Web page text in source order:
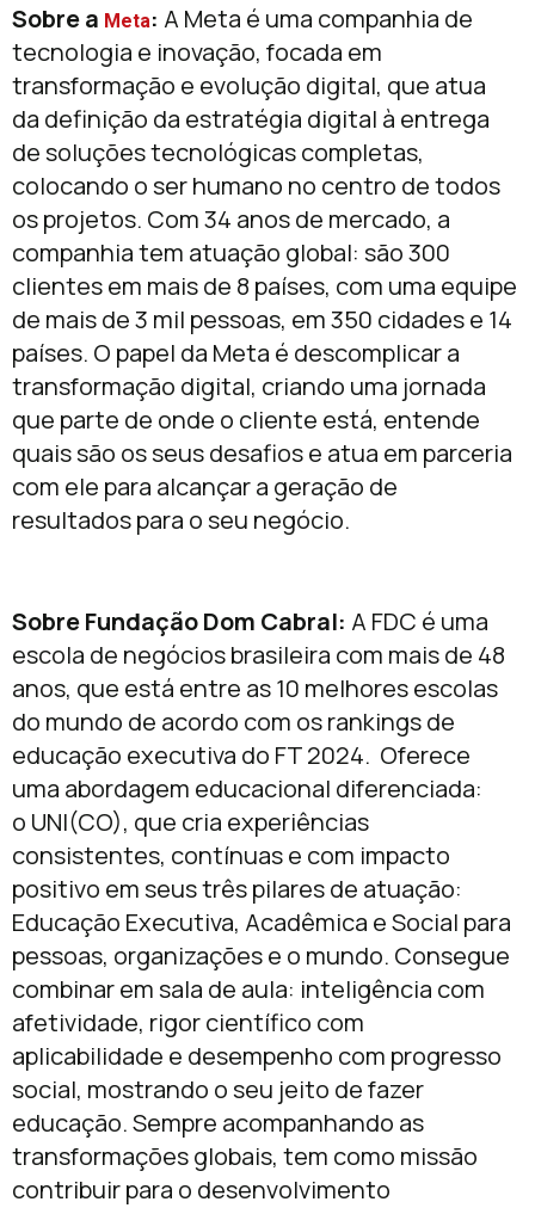
Sobre a Meta: A Meta é uma companhia de
tecnologia e inovação, focada em
transformação e evolução digital, que atua
da definição da estratégia digital à entrega
de soluções tecnológicas completas,
colocando o ser humano no centro de todos
os projetos. Com 34 anos de mercado, a
companhia tem atuação global: são 300
clientes em mais de 8 países, com uma equipe
de mais de 3 mil pessoas, em 350 cidades e 14
países. O papel da Meta é descomplicar a
transformação digital, criando uma jornada
que parte de onde o cliente está, entende
quais são os seus desafios e atua em parceria
com ele para alcançar a geração de
resultados para o seu negócio.
Sobre Fundação Dom Cabral: A FDC é uma
escola de negócios brasileira com mais de 48
anos, que está entre as 10 melhores escolas
do mundo de acordo com os rankings de
educação executiva do FT 2024. Oferece
uma abordagem educacional diferenciada:
o UNI(CO), que cria experiências
consistentes, contínuas e com impacto
positivo em seus três pilares de atuação:
Educação Executiva, Acadêmica e Social para
pessoas, organizações e o mundo. Consegue
combinar em sala de aula: inteligência com
afetividade, rigor científico com
aplicabilidade e desempenho com progresso
social, mostrando o seu jeito de fazer
educação. Sempre acompanhando as
transformações globais, tem como missão
contribuir para o desenvolvimento